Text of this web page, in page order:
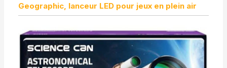
Geographic, lanceur LED pour jeux en plein air